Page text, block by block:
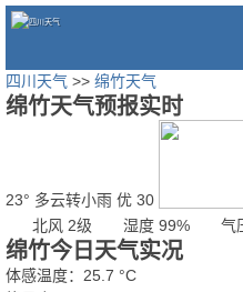
四川天气 >> 绵竹天气
绵竹天气预报实时
23° 多云转小雨 优 30
北风 2级
湿度 99% 气
绵竹今日天气实况
体感温度：25.7 °C